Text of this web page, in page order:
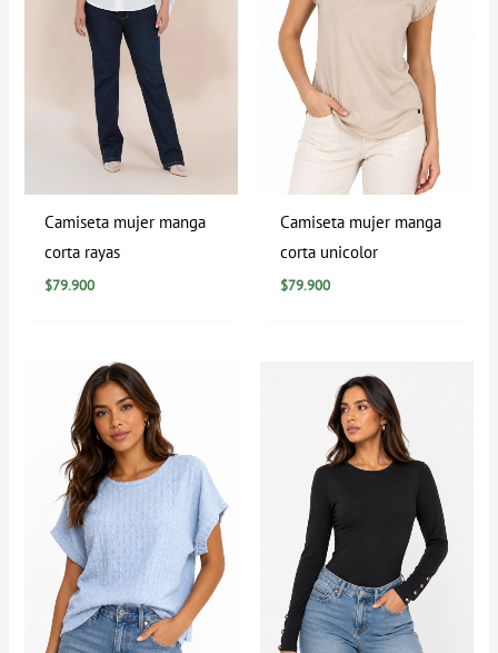
Camiseta mujer manga
corta rayas
$79.900
Camiseta mujer manga
corta unicolor
$79.900